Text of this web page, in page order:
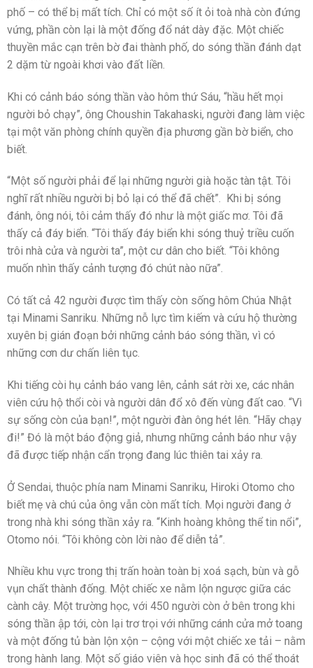
phố – có thể bị mất tích. Chỉ có một số ít ỏi toà nhà còn đứng
vứng, phần còn lại là một đống đổ nát dày đặc. Một chiếc
thuyền mắc cạn trên bờ đai thành phố, do sóng thần đánh dạt
2 dặm từ ngoài khơi vào đất liền.
Khi có cảnh báo sóng thần vào hôm thứ Sáu, “hầu hết mọi
người bỏ chạy”, ông Choushin Takahaski, người đang làm việc
tại một văn phòng chính quyền địa phương gần bờ biển, cho
biết.
“Một số người phải để lại những người già hoặc tàn tật. Tôi
nghĩ rất nhiều người bị bỏ lại có thể đã chết”. Khi bị sóng
đánh, ông nói, tôi cảm thấy đó như là một giấc mơ. Tôi đã
thấy cả đáy biển. “Tôi thấy đáy biển khi sóng thuỷ triều cuốn
trôi nhà cửa và người ta”, một cư dân cho biết. “Tôi không
muốn nhìn thấy cảnh tượng đó chút nào nữa”.
Có tất cả 42 người được tìm thấy còn sống hôm Chúa Nhật
tại Minami Sanriku. Những nỗ lực tìm kiếm và cứu hộ thường
xuyên bị gián đoạn bởi những cảnh báo sóng thần, vì có
những cơn dư chấn liên tục.
Khi tiếng còi hụ cảnh báo vang lên, cảnh sát rời xe, các nhân
viên cứu hộ thổi còi và người dân đổ xô đến vùng đất cao. “Vì
sự sống còn của bạn!”, một người đàn ông hét lên. “Hãy chạy
đi!” Đó là một báo động giả, nhưng những cảnh báo như vậy
đã được tiếp nhận cẩn trọng đang lúc thiên tai xảy ra.
Ở Sendai, thuộc phía nam Minami Sanriku, Hiroki Otomo cho
biết mẹ và chú của ông vẫn còn mất tích. Mọi người đang ở
trong nhà khi sóng thần xảy ra. “Kinh hoàng không thể tin nổi”,
Otomo nói. “Tôi không còn lời nào để diễn tả”.
Nhiều khu vực trong thị trấn hoàn toàn bị xoá sạch, bùn và gỗ
vụn chất thành đống. Một chiếc xe nằm lộn ngược giữa các
cành cây. Một trường học, với 450 người còn ở bên trong khi
sóng thần ập tới, còn lại trơ trọi với những cánh cửa mở toang
và một đống tủ bàn lộn xộn – cộng với một chiếc xe tải – nằm
trong hành lang. Một số giáo viên và học sinh đã có thể thoát